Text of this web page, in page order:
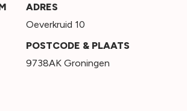
ADRES
Oeverkruid 10
POSTCODE & PLAATS
9738AK Groningen